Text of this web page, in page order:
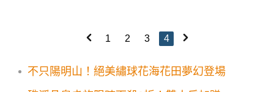
1 2 3 4
不只陽明山！絕美繡球花海花田夢幻登場